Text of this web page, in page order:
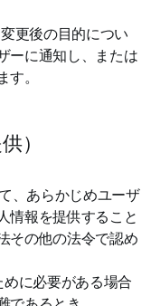
更後の目的につい
ーに通知し、または
。
）
、あらかじめユーザ
情報を提供すること
その他の法令で認め
に必要がある場合